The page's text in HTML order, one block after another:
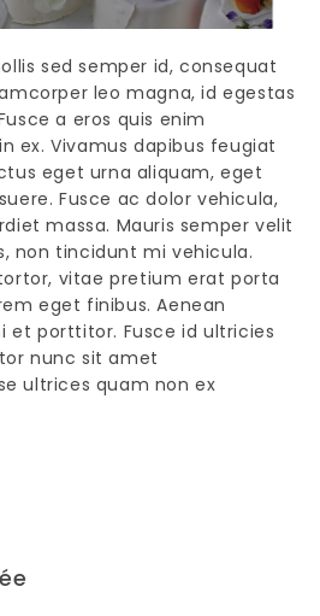
sed semper id, consequat
leo magna, id egestas
a eros quis enim
ex. Vivamus dapibus feugiat
eget urna aliquam, eget
Fusce ac dolor vehicula,
massa. Mauris semper velit
non tincidunt mi vehicula.
vitae pretium erat porta
eget finibus. Aenean
et porttitor. Fusce id ultricies
nunc sit amet
ultrices quam non ex